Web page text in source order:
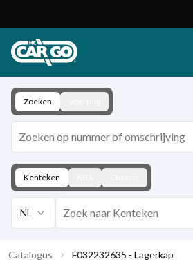
Download
ContactZoeken
Kenteken
NL
Catalogus F032232635 - Lagerkap